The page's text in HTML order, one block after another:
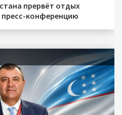
прервёт отдых
пресс-конференцию